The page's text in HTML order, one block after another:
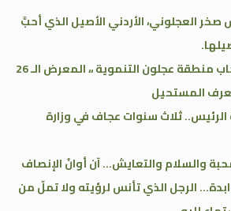
العجلوني، الأردني الأصيل الذي أحبَّ
مرةً أخرى في رحاب منطقة عجلون التنموية ،، المعرض الـ 26
المستحيل
ثلاث سنوات عجاف في وزارة
والسلام والتعايش… آن أوانُ الإنصاف
الرجل الذي تأنس لرؤيته ولا تملّ من